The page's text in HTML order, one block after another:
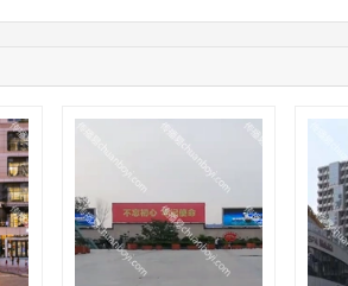
10:08:47
04:09:07
05:17:23
03:00:41
05:19:34